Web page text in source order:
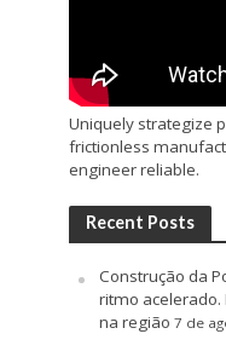
Uniquely strategize
frictionless
engineer reliable.
Recent Posts
Construção da
ritmo acelerado.
na região 7 de